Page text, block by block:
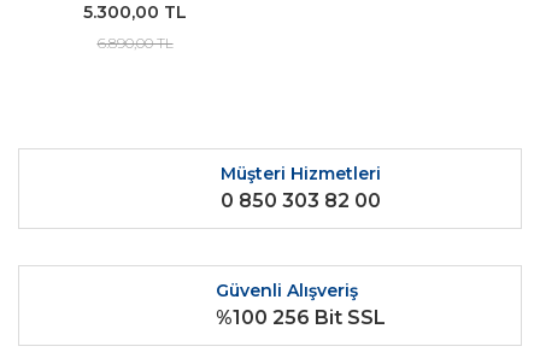
5.300,00 TL
6.890,00 TL
Müşteri Hizmetleri
0 850 303 82 00
Güvenli Alışveriş
%100 256 Bit SSL